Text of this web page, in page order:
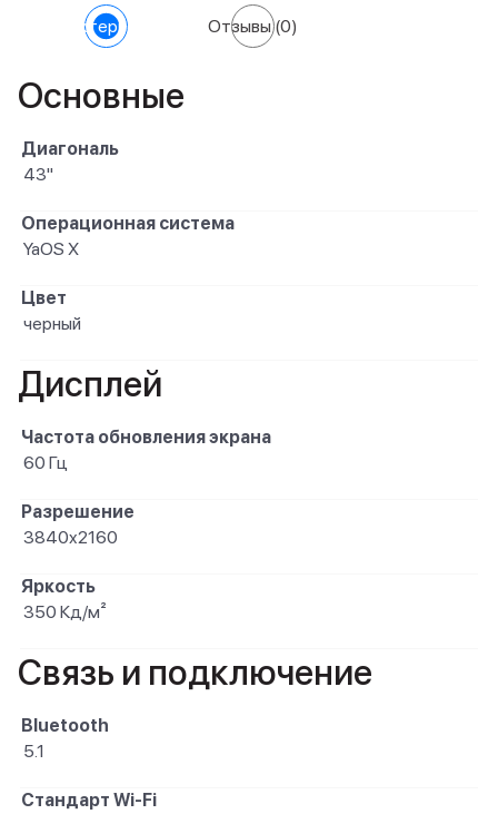
Характеристики Отзывы(0)
Основные
Диагональ
43"
Операционная система
YaOS X
Цвет
черный
Дисплей
Частота обновления экрана
60 Гц
Разрешение
3840x2160
Яркость
350 Кд/м²
Связь и подключение
Bluetooth
5.1
Стандарт Wi-Fi